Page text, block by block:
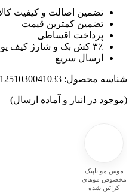
تضمین اصالت و کیفیت کالا
تضمین کمترین قیمت
پرداخت اقساطی
۳٪ کش بک و شارژ کیف پول
ارسال سریع
محصول:1251030041033
در انبار و آماده ارسال)
مو تاپیک
موهای
شده